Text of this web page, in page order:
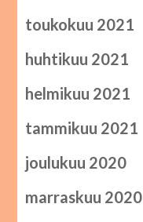
toukokuu 2021
huhtikuu 2021
helmikuu 2021
tammikuu 2021
joulukuu 2020
marraskuu 2020